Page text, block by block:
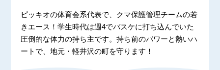
ピッキオの体育会系代表で、クマ保護管理チームの若
きエース！学生時代は週4でバスケに打ち込んでいた
圧倒的な体力の持ち主です。持ち前のパワーと熱いハ
ートで、地元・軽井沢の町を守ります！